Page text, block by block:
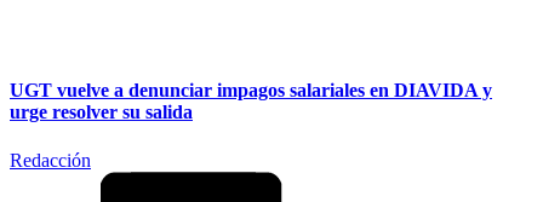
UGT vuelve a denunciar impagos salariales en DIAVIDA y
urge resolver su salida
Redacción